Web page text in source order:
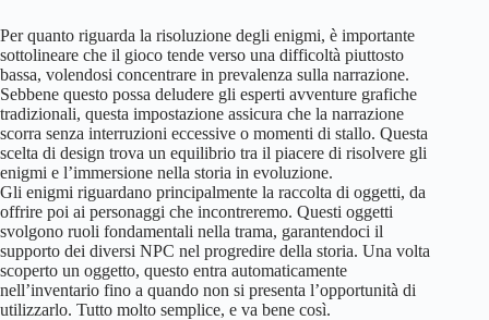
Per quanto riguarda la risoluzione degli enigmi, è importante
sottolineare che il gioco tende verso una difficoltà piuttosto
bassa, volendosi concentrare in prevalenza sulla narrazione.
Sebbene questo possa deludere gli esperti avventure grafiche
tradizionali, questa impostazione assicura che la narrazione
scorra senza interruzioni eccessive o momenti di stallo. Questa
scelta di design trova un equilibrio tra il piacere di risolvere gli
enigmi e l’immersione nella storia in evoluzione.
Gli enigmi riguardano principalmente la raccolta di oggetti, da
offrire poi ai personaggi che incontreremo. Questi oggetti
svolgono ruoli fondamentali nella trama, garantendoci il
supporto dei diversi NPC nel progredire della storia. Una volta
scoperto un oggetto, questo entra automaticamente
nell’inventario fino a quando non si presenta l’opportunità di
utilizzarlo. Tutto molto semplice, e va bene così.